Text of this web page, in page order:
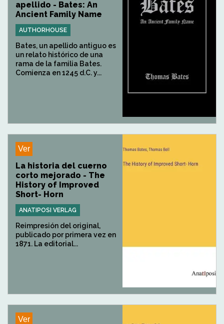
apellido - Bates: An
Ancient Family Name
AUTHORHOUSE
Bates, un apellido antiguo es
un relato histórico de una
rama de la familia Bates.
Comienza en 1245 d.C. y...
Ver
La historia del cuerno
corto mejorado - The
History of Improved
Short- Horn
ANATIPOSI VERLAG
Reimpresión del original,
publicado por primera vez en
1871. La editorial...
Ver